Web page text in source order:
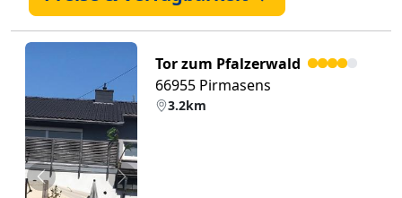
Zurück Weiter
Tor zum Pfalzerwald
66955 Pirmasens
3.2km